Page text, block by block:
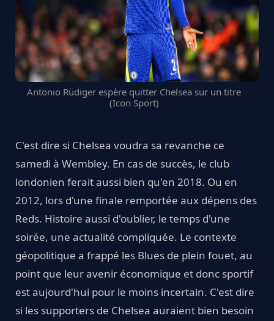
Antonio Rüdiger espère quitter Chelsea sur un titre
(Icon Sport)
C'est dire si Chelsea voudra sa revanche ce
samedi à Wembley. En cas de succès, le club
londonien ferait aussi bien qu'en 2018. Ou en
2012, lors d'une finale remportée aux dépens des
Reds. Histoire aussi d'oublier, le temps d'une
soirée, une actualité compliquée. Le contexte
géopolitique a frappé les Blues de plein fouet, au
point que leur avenir économique et donc sportif
est aujourd'hui pour le moins incertain. C'est dire
si les supporters de Chelsea auraient bien besoin